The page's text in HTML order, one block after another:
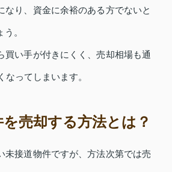
なり、資金に余裕のある方でないと
。
買い手が付きにくく、売却相場も通
なってしまいます。
売却する方法とは？
未接道物件ですが、方法次第では売